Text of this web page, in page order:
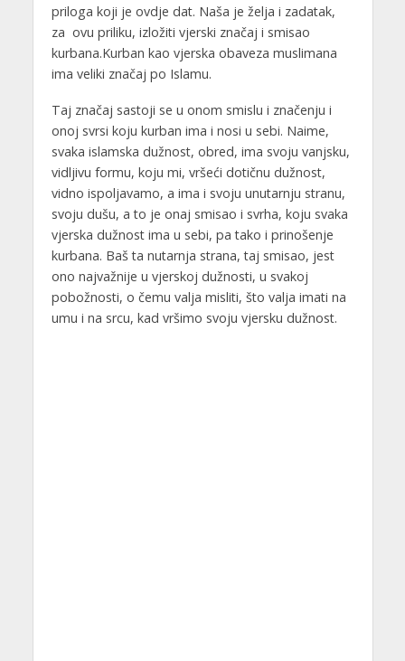
priloga koji je ovdje dat. Naša je želja i zadatak,
za ovu priliku, izložiti vjerski značaj i smisao
kurbana.Kurban kao vjerska obaveza muslimana
ima veliki značaj po Islamu.
Taj značaj sastoji se u onom smislu i značenju i
onoj svrsi koju kurban ima i nosi u sebi. Naime,
svaka islamska dužnost, obred, ima svoju vanjsku,
vidljivu formu, koju mi, vršeći dotičnu dužnost,
vidno ispoljavamo, a ima i svoju unutarnju stranu,
svoju dušu, a to je onaj smisao i svrha, koju svaka
vjerska dužnost ima u sebi, pa tako i prinošenje
kurbana. Baš ta nutarnja strana, taj smisao, jest
ono najvažnije u vjerskoj dužnosti, u svakoj
pobožnosti, o čemu valja misliti, što valja imati na
umu i na srcu, kad vršimo svoju vjersku dužnost.